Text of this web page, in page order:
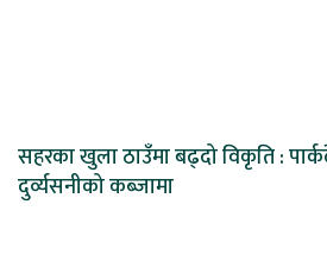
सहरका खुला ठाउँमा बढ्दो विकृति :
दुर्व्यसनीको कब्जामा